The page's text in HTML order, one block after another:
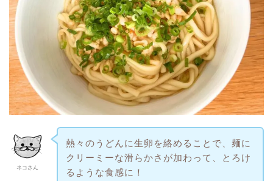
ネコさん
熱々のうどんに生卵を絡めることで、麺に
クリーミーな滑らかさが加わって、とろけ
るような食感に！